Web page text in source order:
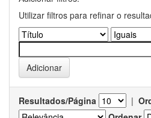
Utilizar filtros para refinar o
Resultados/Página |